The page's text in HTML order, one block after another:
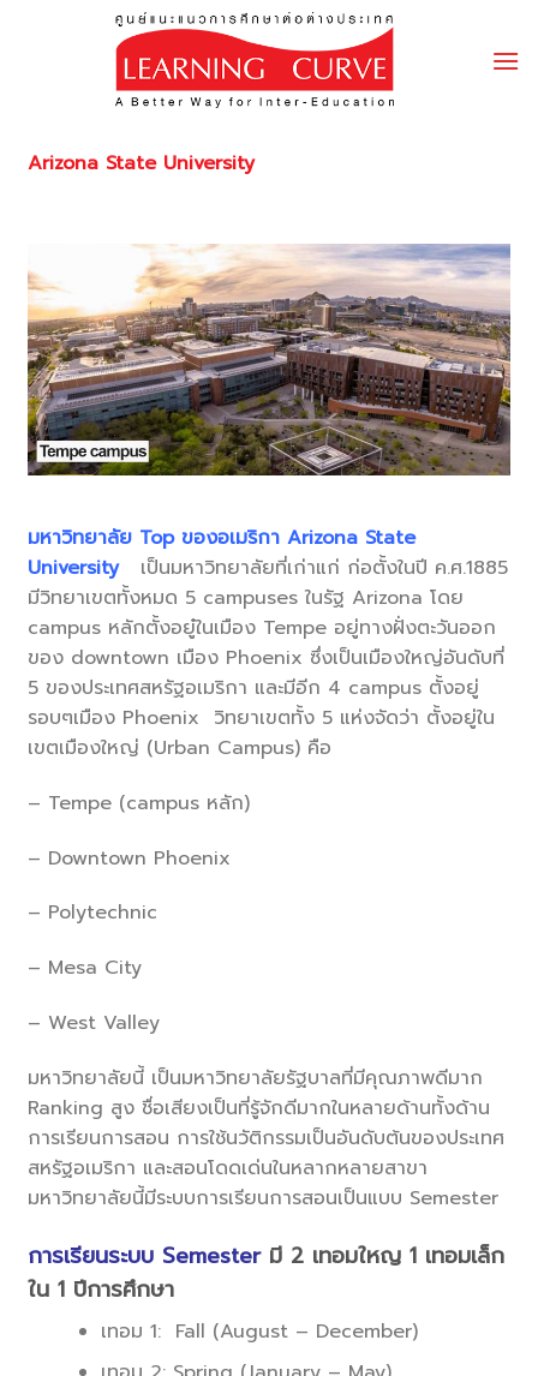
Arizona State University
มหาวิทยาลัย Top ของอเมริกา Arizona State
University
เป็นมหาวิทยาลัยที่เก่าแก่ ก่อตั้งในปี ค.ศ.1885
มีวิทยาเขตทั้งหมด 5 campuses ในรัฐ Arizona โดย
campus หลักตั้งอยู๋ในเมือง Tempe อยู่ทางฝั่งตะวันออก
ของ downtown เมือง Phoenix ซึ่งเป็นเมืองใหญ่อันดับที่
5 ของประเทศสหรัฐอเมริกา และมีอีก 4 campus ตั้งอยู่
รอบๆเมือง Phoenix วิทยาเขตทั้ง 5 แห่งจัดว่า ตั้งอยู่ใน
เขตเมืองใหญ่ (Urban Campus) คือ
– Tempe (campus หลัก)
– Downtown Phoenix
– Polytechnic
– Mesa City
– West Valley
มหาวิทยาลัยนี้ เป็นมหาวิทยาลัยรัฐบาลที่มีคุณภาพดีมาก
Ranking สูง ชื่อเสียงเป็นที่รู้จักดีมากในหลายด้านทั้งด้าน
การเรียนการสอน การใช้นวัติกรรมเป็นอันดับต้นของประเทศ
สหรัฐอเมริกา และสอนโดดเด่นในหลากหลายสาขา
มหาวิทยาลัยนี้มีระบบการเรียนการสอนเป็นแบบ Semester
การเรียนระบบ Semester มี 2 เทอมใหญ 1 เทอมเล็ก
ใน 1 ปีการศึกษา
เทอม 1: Fall (August – December)